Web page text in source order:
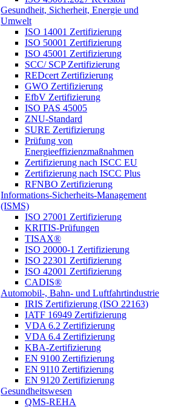
Gesundheit, Sicherheit, Energie und
Umwelt
ISO 14001 Zertifizierung
ISO 50001 Zertifizierung
ISO 45001 Zertifizierung
SCC/ SCP Zertifizierung
REDcert Zertifizierung
GWO Zertifizierung
EfbV Zertifizierung
ISO PAS 45005
ZNU-Standard
SURE Zertifizierung
Prüfung von
Energieeffizienzmaßnahmen
Zertifizierung nach ISCC EU
Zertifizierung nach ISCC Plus
RFNBO Zertifizierung
Informations-Sicherheits-Management
(ISMS)
ISO 27001 Zertifizierung
KRITIS-Prüfungen
TISAX®
ISO 20000-1 Zertifizierung
ISO 22301 Zertifizierung
ISO 42001 Zertifizierung
CADIS®
Automobil-, Bahn- und Luftfahrtindustrie
IRIS Zertifizierung (ISO 22163)
IATF 16949 Zertifizierung
VDA 6.2 Zertifizierung
VDA 6.4 Zertifizierung
KBA-Zertifizierung
EN 9100 Zertifizierung
EN 9110 Zertifizierung
EN 9120 Zertifizierung
Gesundheitswesen
QMS-REHA